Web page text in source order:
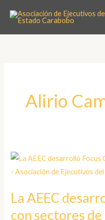
contenido
Alirio
La AEEC
con sectores
La
AEEC
Focus